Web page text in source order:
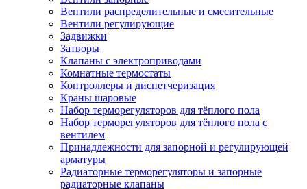
Вентили распределительные и смесительные
Вентили регулирующие
Задвижки
Затворы
Клапаны с электроприводами
Комнатные термостаты
Контроллеры и диспетчеризация
Краны шаровые
Набор терморегуляторов для тёплого пола
Набор терморегуляторов для тёплого пола с
вентилем
Принадлежности для запорной и регулирующей
арматуры
Радиаторные терморегуляторы и запорные
радиаторные клапаны